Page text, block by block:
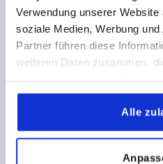
Verwendung unserer
soziale Medien, Werbung
Partner führen diese
weiteren Daten zusammen,
gesammelt haben.
Alle
ALUMINIUM, TITAN
KOMP:EDELSTAHL
FARBE